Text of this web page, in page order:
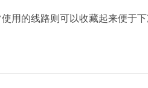
用的线路则可以收藏起来便于下